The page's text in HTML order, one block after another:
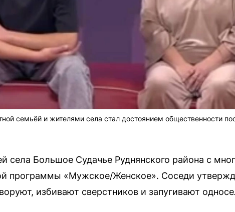
семьёй и жителями села стал достоянием общественности
села Большое Судачье Руднянского района с
программы «Мужское/Женское». Соседи
избивают сверстников и запугивают